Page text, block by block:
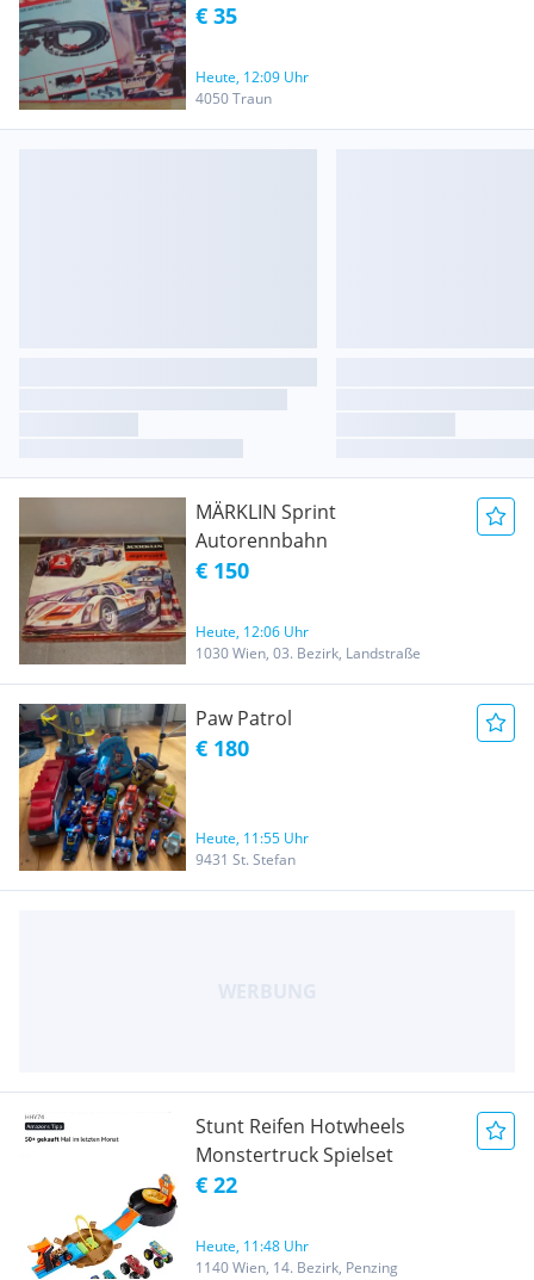
€ 35
Heute, 12:09 Uhr
4050 Traun
MÄRKLIN Sprint
Autorennbahn
€ 150
Heute, 12:06 Uhr
1030 Wien, 03. Bezirk, Landstraße
Paw Patrol
€ 180
Heute, 11:55 Uhr
9431 St. Stefan
Stunt Reifen Hotwheels
Monstertruck Spielset
€ 22
Heute, 11:48 Uhr
1140 Wien, 14. Bezirk, Penzing